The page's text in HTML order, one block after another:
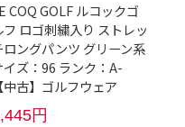
COQ GOLF ルコックゴ
フ ロゴ刺繍入り ストレッ
ロングパンツ グリーン系
イズ：96 ランク：A-
【中古】ゴルフウェア
円